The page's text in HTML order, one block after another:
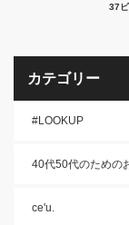
37
カテゴリー
#LOOKUP
40代50代のための
ce'u.